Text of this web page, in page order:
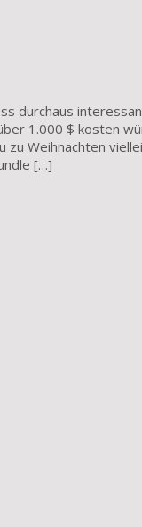
durchaus
1.000 $ kosten
zu Weihnachten
[…]